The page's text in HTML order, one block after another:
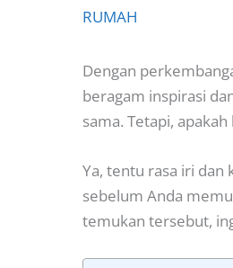
RUMAH
Dengan
beragam inspirasi
sama. Tetapi,
Ya, tentu rasa iri
sebelum Anda
temukan tersebut,